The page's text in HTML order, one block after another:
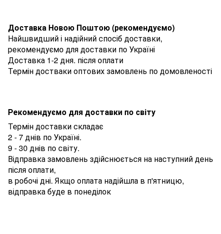
Доставка Новою Поштою (рекомендуємо)
Найшвидший і надійний спосіб доставки,
рекомендуємо для доставки по Україні
Доставка 1-2 дня. після оплати
Термін достваки оптових замовлень по домовленості
Рекомендуємо для доставки по світу
Термін доставки складає
2 - 7 днів по Україні.
9 - 30 днів по світу.
Відправка замовлень здійснюється на наступний день
після оплати,
в робочі дні. Якщо оплата надійшла в п'ятницю,
відправка буде в понеділок